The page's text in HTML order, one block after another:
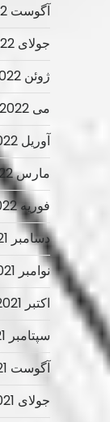
آگوست 2022
جولای 2022
ژوئن 2022
می 2022
آوریل 2022
مارس 2022
فوریه 2022
دسامبر 2021
نوامبر 2021
اکتبر 2021
سپتامبر 2021
آگوست 2021
جولای 2021